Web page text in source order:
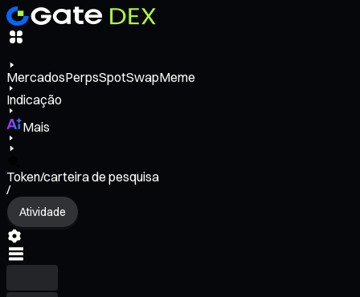
MercadosPerpsSpotSwapMeme
Indicação
Mais
Token/carteira de pesquisa
/
Atividade